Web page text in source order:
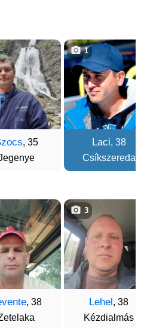
, 35
Laci, 38
Csíkszereda
1
, 38
Lehel , 38
Kézdialmás
3